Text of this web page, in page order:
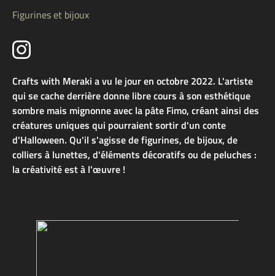
Figurines et bijoux
Crafts with Meraki a vu le jour en octobre 2022. L'artiste
qui se cache derrière donne libre cours à son esthétique
sombre mais mignonne avec la pâte Fimo, créant ainsi des
créatures uniques qui pourraient sortir d'un conte
d'Halloween. Qu'il s'agisse de figurines, de bijoux, de
colliers à lunettes, d'éléments décoratifs ou de peluches :
la créativité est à l'œuvre !